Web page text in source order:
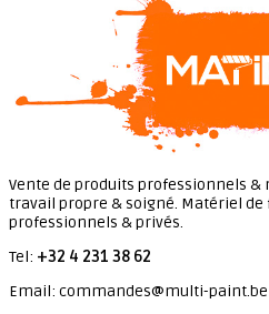
Vente de produits professionnels
travail propre & soigné. Matériel
professionnels & privés.
Tel: +32 4 231 38 62
Email: commandes@multi-paint.be